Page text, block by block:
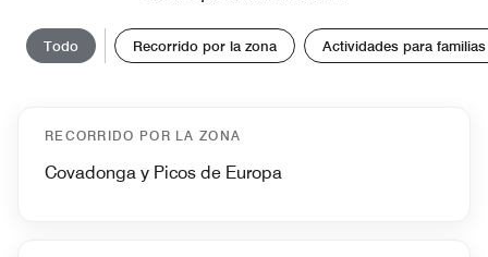
Todo Recorrido por la zona Actividades para
RECORRIDO POR LA ZONA
Covadonga y Picos de Europa